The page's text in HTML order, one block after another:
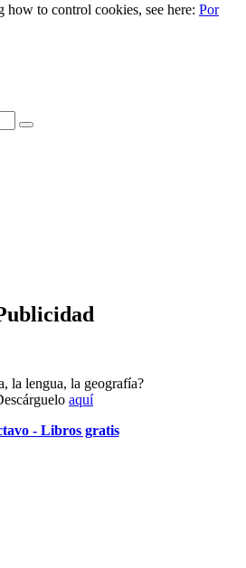
to control cookies, see here: Por
Buscar
la lengua, la geografía?
aquí
- Libros gratis